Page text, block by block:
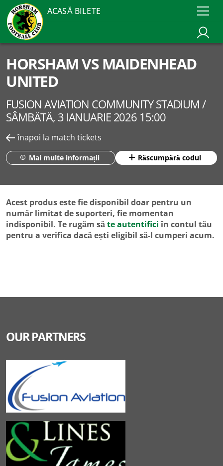
ACASĂ BILETE
HORSHAM VS MAIDENHEAD
UNITED
FUSION AVIATION COMMUNITY STADIUM /
SÂMBĂTĂ, 3 IANUARIE 2026 15:00
înapoi la match tickets
Mai multe informații Răscumpără codul
Acest produs este fie disponibil doar pentru un
număr limitat de suporteri, fie momentan
indisponibil. Te rugăm săte autentificiîn contul tău
pentru a verifica dacă ești eligibil să-l cumperi acum.
OUR PARTNERS